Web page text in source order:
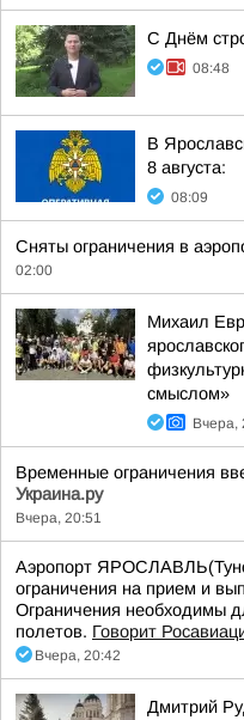
С Днём
08:48
В
8 августа:
08:09
Сняты ограничения в
02:00
Михаил
смыслом»
Вчера,
Временные ограничения
Украина.ру
Вчера, 20:51
Аэропорт
ограничения на прием и
Ограничения необходимы
полетов. Говорит
Вчера, 20:42
Дмитрий